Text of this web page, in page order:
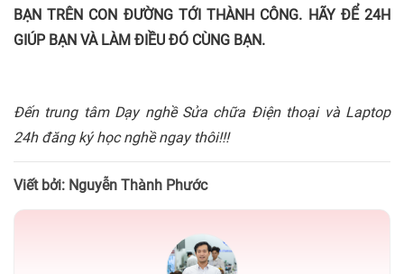
BẠN TRÊN CON ĐƯỜNG TỚI THÀNH CÔNG. HÃY ĐỂ 24H
GIÚP BẠN VÀ LÀM ĐIỀU ĐÓ CÙNG BẠN.
Đến trung tâm Dạy nghề Sửa chữa Điện thoại và Laptop
24h đăng ký học nghề ngay thôi!!!
Viết bởi: Nguyễn Thành Phước